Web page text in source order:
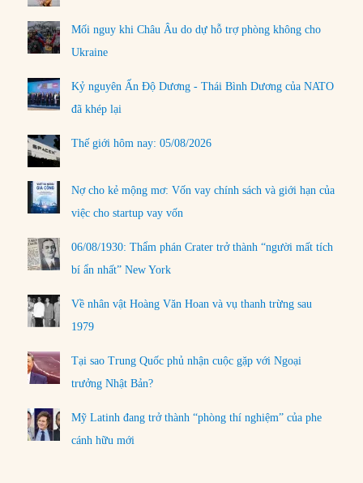
Mối nguy khi Châu Âu do dự hỗ trợ phòng không cho
Ukraine
Kỷ nguyên Ấn Độ Dương - Thái Bình Dương của NATO
đã khép lại
Thế giới hôm nay: 05/08/2026
Nợ cho kẻ mộng mơ: Vốn vay chính sách và giới hạn của
việc cho startup vay vốn
06/08/1930: Thẩm phán Crater trở thành “người mất tích
bí ẩn nhất” New York
Về nhân vật Hoàng Văn Hoan và vụ thanh trừng sau
1979
Tại sao Trung Quốc phủ nhận cuộc gặp với Ngoại
trưởng Nhật Bản?
Mỹ Latinh đang trở thành “phòng thí nghiệm” của phe
cánh hữu mới